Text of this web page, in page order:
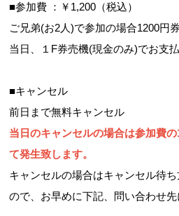
■参加費 ：￥1,200（税込）
ご兄弟(お2人)で参加の場合1200円
当日、１F券売機(現金のみ)でお支
■キャンセル
前日まで無料キャンセル
当日のキャンセルの場合は参加費
て発生致します。
キャンセルの場合はキャンセル待
ので、お早めに下記、問い合わせ